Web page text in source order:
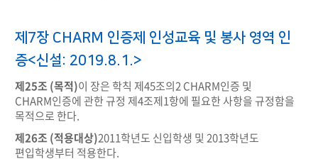
제7장 CHARM 인증제 인성교육 및 봉사 영역 인
증<신설: 2019.8.1.>
제25조 (목적)이 장은 학칙 제45조의2 CHARM인증 및
CHARM인증에 관한 규정 제4조제1항에 필요한 사항을 규정함을
목적으로 한다.
제26조 (적용대상)2011학년도 신입학생 및 2013학년도
편입학생부터 적용한다.